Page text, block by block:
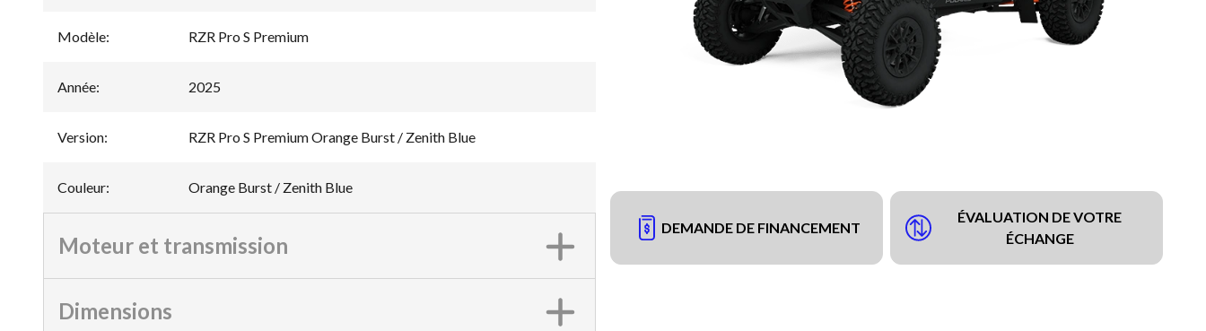
DEMANDE DE FINANCEMENT
ÉVALUATION DE VOTRE
ÉCHANGE
Modèle: RZR Pro S Premium
Année: 2025
Version: RZR Pro S Premium Orange Burst / Zenith Blue
Couleur: Orange Burst / Zenith Blue
Moteur et transmission
Dimensions